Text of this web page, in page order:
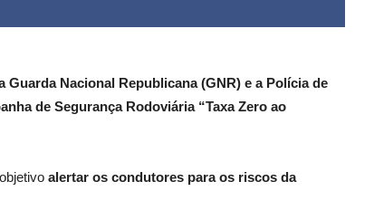
Nacional Republicana (GNR) e a Polícia de
de Segurança Rodoviária “Taxa Zero ao
alertar os condutores para os riscos da